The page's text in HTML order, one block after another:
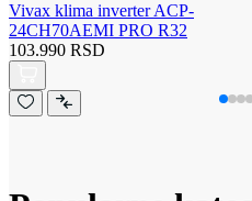
Vivax klima inverter ACP-
24CH70AEMI PRO R32
103.990 RSD